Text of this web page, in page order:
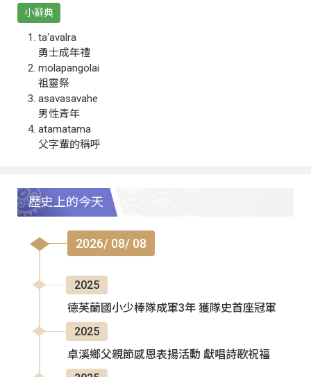
小辭典
ta‘avalra
勇士成年禮
molapangolai
祖靈祭
asavasavahe
男性青年
atamatama
父字輩的稱呼
歷史上的今天
2026/ 08/ 08
2025
德芙蘭國小少棒隊成軍3年 獲隊史首座冠軍
2025
卓溪鄉父親節感恩表揚活動 獻唱詩歌祝福